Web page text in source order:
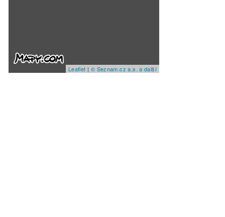
Leaflet | © Seznam.cz a.s. a další